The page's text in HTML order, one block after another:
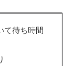
て待ち時間